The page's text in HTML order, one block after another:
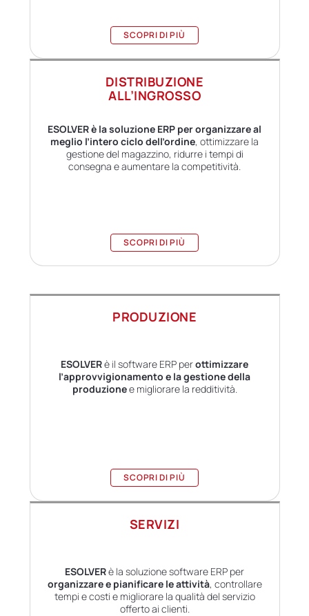
SCOPRI DI PIÙ
DISTRIBUZIONE
ALL’INGROSSO
ESOLVER è la soluzione ERP per organizzare al
meglio l’intero ciclo dell’ordine, ottimizzare la
gestione del magazzino, ridurre i tempi di
consegna e aumentare la competitività.
SCOPRI DI PIÙ
PRODUZIONE
ESOLVERè il software ERP perottimizzare
l’approvvigionamento e la gestione della
produzionee migliorare la redditività.
SCOPRI DI PIÙ
SERVIZI
ESOLVERè la soluzione software ERP per
organizzare e pianificare le attività, controllare
tempi e costi e migliorare la qualità del servizio
offerto ai clienti.